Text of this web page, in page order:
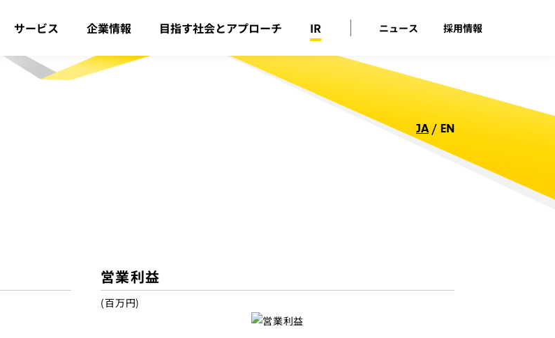
サービス 企業情報 目指す社会とアプローチ IR ニュース 採用情報
JA/ EN
営業利益
(百万円)